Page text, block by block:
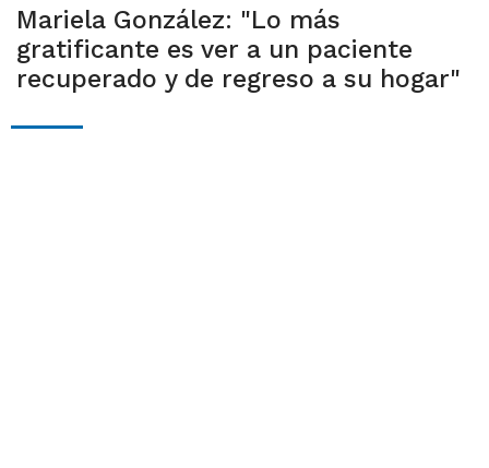
Mariela González: "Lo más
gratificante es ver a un paciente
recuperado y de regreso a su hogar"